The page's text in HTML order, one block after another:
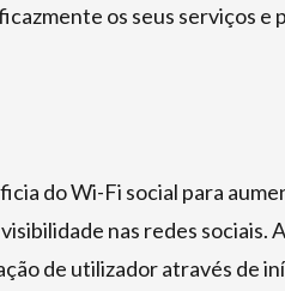
os seus serviços e
do Wi-Fi social para
nas redes sociais.
de utilizador através de